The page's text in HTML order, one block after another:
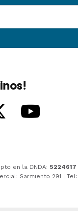
en la DNDA: 5224617
Sarmiento 291 |